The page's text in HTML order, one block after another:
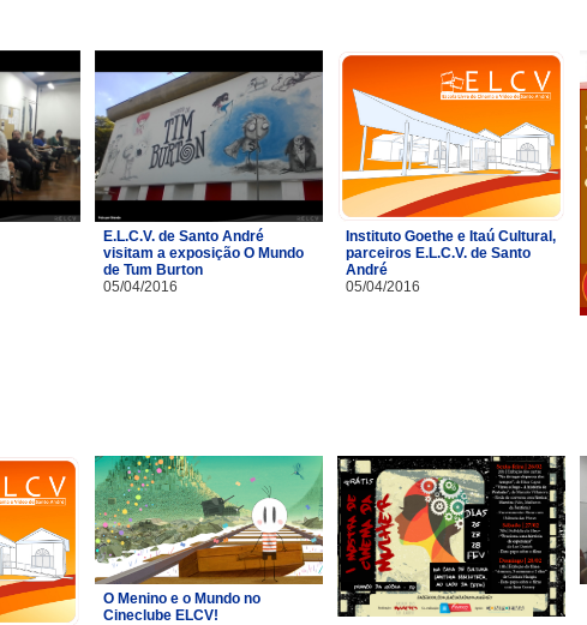
E.L.C.V. de Santo André
visitam a exposição O Mundo
de Tum Burton
05/04/2016
Instituto Goethe e Itaú Cultural,
parceiros E.L.C.V. de Santo
André
05/04/2016
O Menino e o Mundo no
Cineclube ELCV!